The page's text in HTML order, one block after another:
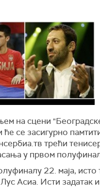
на сцени
ће се засигурно
трећи
у првом
22. маја,
Асиа. Исти задатак